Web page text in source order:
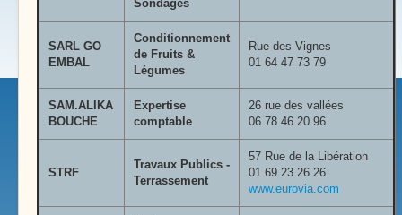
Sondages
SARL GO
EMBAL
Conditionnement
de Fruits &
Légumes
Rue des Vignes
01 64 47 73 79
SAM.ALIKA
BOUCHE
Expertise
comptable
26 rue des vallées
06 78 46 20 96
STRF
Travaux Publics -
Terrassement
57 Rue de la Libération
01 69 23 26 26
www.eurovia.com